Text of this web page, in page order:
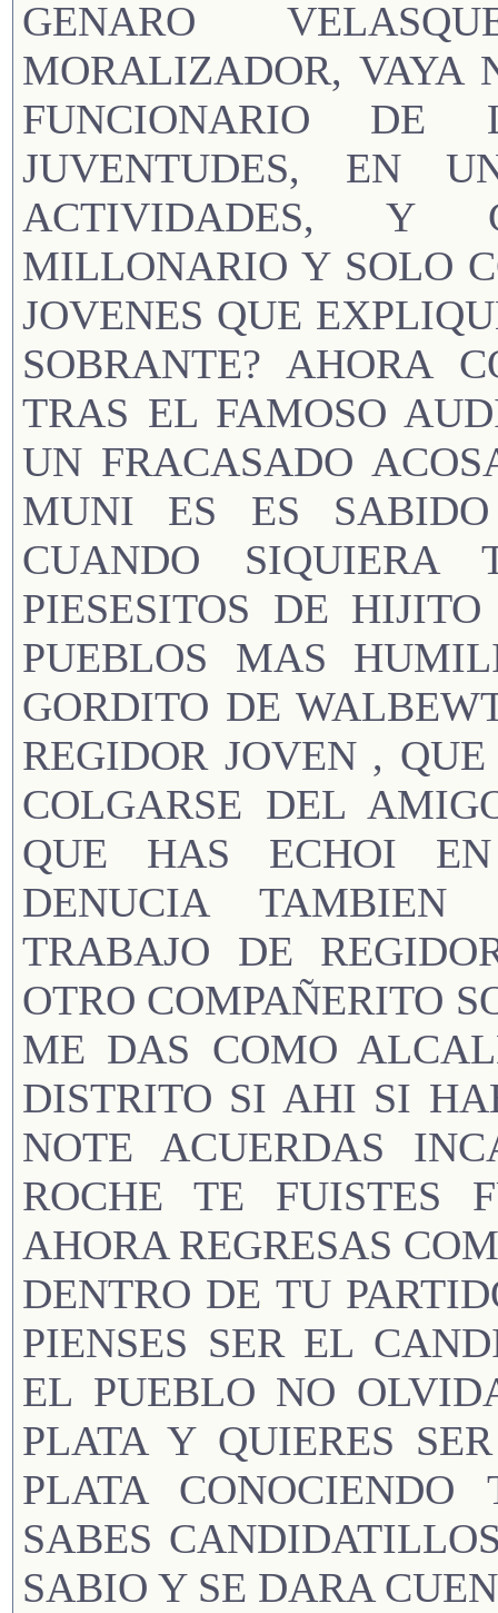
GENARO
MORALIZADOR, VAYA
FUNCIONARIO
JUVENTUDES, EN
ACTIVIDADES, Y
MILLONARIO Y SOLO
JOVENES QUE
SOBRANTE? AHORA
TRAS EL FAMOSO
UN FRACASADO
MUNI ES ES
CUANDO SIQUIERA
PIESESITOS DE
PUEBLOS MAS
GORDITO DE
REGIDOR JOVEN ,
COLGARSE DEL
QUE HAS ECHOI
DENUCIA TAMBIEN
TRABAJO DE
OTRO COMPAÑERITO
ME DAS COMO
DISTRITO SI AHI SI
NOTE ACUERDAS
ROCHE TE FUISTES
AHORA REGRESAS
DENTRO DE TU
PIENSES SER EL
EL PUEBLO NO
PLATA Y QUIERES
PLATA CONOCIENDO
SABES
SABIO Y SE DARA